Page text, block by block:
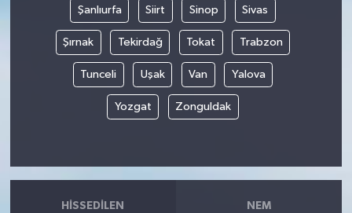
Şanlıurfa Siirt Sinop Sivas
Şırnak Tekirdağ Tokat Trabzon
Tunceli Uşak Van Yalova
Yozgat Zonguldak
HISSEDILEN NEM